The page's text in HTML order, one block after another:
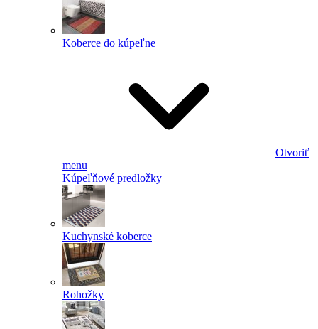
Koberce do kúpeľne
Otvoriť
menu
Kúpeľňové predložky
Kuchynské koberce
Rohožky